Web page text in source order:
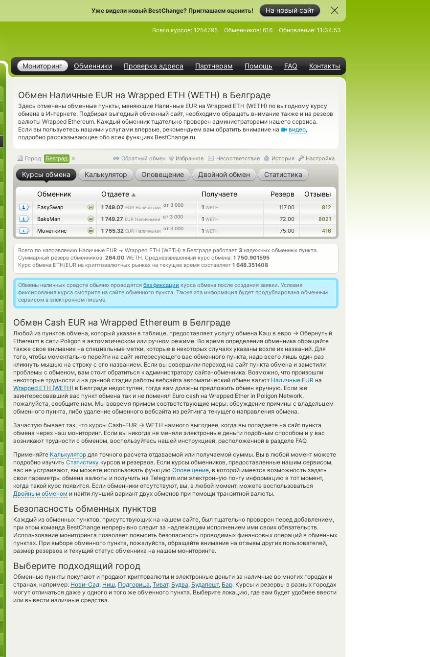
На новый сайт
Уже видели новый BestChange? Приглашаем оценить!
Мониторинг Обменники Проверка адреса Партнерам Помощь FAQ Контакты
Всего курсов: 1254795 Обменников: 616 Обновление: 11:34:53
Обмен Наличные EUR на Wrapped ETH (WETH) в Белграде
Здесь отмечены обменные пункты, меняющие Наличные EUR на Wrapped ETH (WETH) по выгодному курсу
обмена в Интернете. Подбирая выгодный обменный сайт, необходимо обращать внимание также и на резерв
валюты Wrapped Ethereum. Каждый обменник тщательно проверен администраторами нашего сервиса.
Если вы пользуетесь нашими услугами впервые, рекомендуем вам обратить внимание на
видео,
подробно рассказывающее обо всех функциях BestChange.ru.
Обратный обмен Избранное Несоответствие История Настройка
Город: Белград
Курсы обмена Калькулятор Оповещение Двойной обмен Статистика
Обменник Отдаете ▲ Получаете Резерв Отзывы
EasySwap 1 749.07 EUR Наличными от 3 000 1 WETH 117.00
812
BaksMan
1 749.27 EUR Наличными от 3 000 1 WETH 72.00
8021
Монеткинс
1 755.32 EUR Наличными от 3 000 1 WETH 75.00 416
Всего по направлению Наличные EUR → Wrapped ETH (WETH) в Белграде работает 3 надежных обменных пункта.
Суммарный резерв обменников: 264.00 WETH. Средневзвешенный курс обмена: 1 750.901595
Курс обмена ETH/EUR на криптовалютных рынках на текущее время составляет 1 648.351408
Обмены наличных средств обычно проводятся без фиксации курса обмена после создания заявки. Условия
фиксирования курса смотрите на сайте обменного пункта. Также эта информация будет продублирована обменным
сервисом в электронном письме.
Обмен Cash EUR на Wrapped Ethereum в Белграде
Любой из пунктов обмена, который указан в таблице, предоставляет услугу обмена Кэш в евро → Обернутый
Ethereum в сети Poligon в автоматическом или ручном режиме. Во время определения обменника обращайте
также свое внимание на специальные метки, которые в некоторых случаях указаны возле их названий. Для
того, чтобы моментально перейти на сайт интересующего вас обменного пункта, надо всего лишь один раз
кликнуть мышью на строку с его названием. Если вы совершили переход на сайт пункта обмена и заметили
проблемы с обменом, вам стоит обратиться к администратору сайта-обменника. Возможно, что произошли
некоторые трудности и на данной стадии работы вебсайта автоматический обмен валют Наличные EUR на
Wrapped ETH (WETH) в Белграде недоступен, тогда вам должны предложить обмен вручную. Если же
заинтересовавший вас пункт обмена так и не поменял Euro cash на Wrapped Ether in Poligon Network,
пожалуйста, сообщите нам. Мы вовремя примем соответствующие меры: обсуждение причины с владельцем
обменного пункта, либо удаление обменного вебсайта из рейтинга текущего направления обмена.
Зачастую бывает так, что курсы Cash-EUR → WETH намного выгоднее, когда вы попадаете на сайт пункта
обмена через наш мониторинг. Если вы никогда не меняли электронные деньги подобным способом и у вас
возникают трудности с обменом, воспользуйтесь нашей инструкцией, расположенной в разделе FAQ.
Применяйте Калькулятор для точного расчета отдаваемой или получаемой суммы. Вы в любой момент можете
подробно изучить Статистику курсов и резервов. Если курсы обменников, предоставленные нашим сервисом,
вас не устраивают, вы можете использовать функцию Оповещение, в которой имеется возможность задать
свои параметры обмена валюты и получить на Telegram или электронную почту информацию в тот момент,
когда такой курс появится. Если обменники отсутствуют, вы, в любой момент, можете воспользоваться
Двойным обменом и найти лучший вариант двух обменов при помощи транзитной валюты.
Безопасность обменных пунктов
Каждый из обменных пунктов, присутствующих на нашем сайте, был тщательно проверен перед добавлением,
при этом команда BestChange непрерывно следит за надлежащим исполнением ими своих обязательств.
Использование мониторинга позволяет повысить безопасность проводимых финансовых операций в обменных
пунктах. При выборе обменного пункта, пожалуйста, обращайте внимание на отзывы других пользователей,
размер резервов и текущий статус обменника на нашем мониторинге.
Выберите подходящий город
Обменные пункты покупают и продают криптовалюты и электронные деньги за наличные во многих городах и
странах, например: Нови-Сад, Ниш, Подгорица, Тиват, Будва, Будапешт, Бар. Курсы и резервы в разных городах
могут отличаться даже у одного и того же обменного пункта. Выберите локацию, где вам будет удобнее ввести
или вывести наличные средства.